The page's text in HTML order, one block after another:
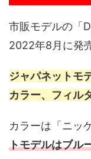
市販モデルの「
2022年8月に発
ジャパネットモ
カラー、フィル
カラーは「ニッ
トモデルはブル